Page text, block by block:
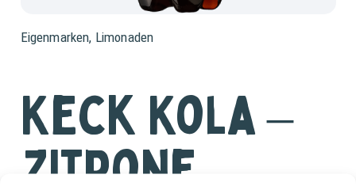
Eigenmarken, Limonaden
Keck Kola –
Zitrone